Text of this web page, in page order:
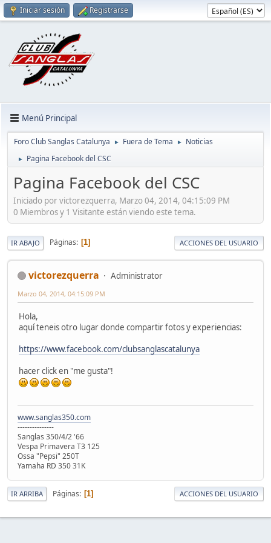
Iniciar sesión Registrarse
Menú Principal
Foro Club Sanglas Catalunya ► Fuera de Tema ► Noticias
► Pagina Facebook del CSC
Pagina Facebook del CSC
Iniciado por victorezquerra, Marzo 04, 2014, 04:15:09 PM
0 Miembros y 1 Visitante están viendo este tema.
IR ABAJO Páginas 1 ACCIONES DEL USUARIO
victorezquerra Administrator
Marzo 04, 2014, 04:15:09 PM
Hola,
aquí teneis otro lugar donde compartir fotos y experiencias:
https://www.facebook.com/clubsanglascatalunya
hacer click en "me gusta"!
www.sanglas350.com
---------------
Sanglas 350/4/2 '66
Vespa Primavera T3 125
Ossa "Pepsi" 250T
Yamaha RD 350 31K
IR ARRIBA Páginas 1 ACCIONES DEL USUARIO